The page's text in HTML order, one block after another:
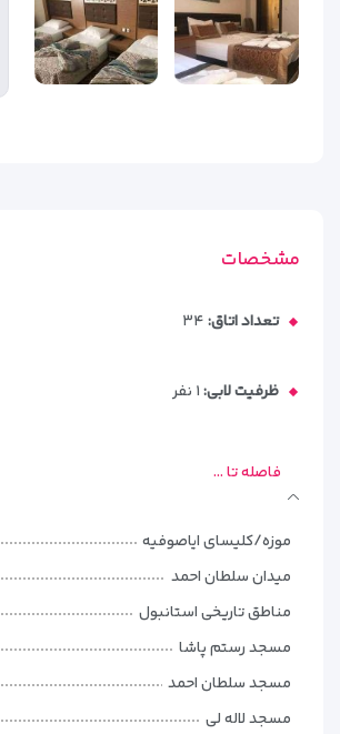
مشخصات
تعداد اتاق:۳۴
ظرفیت لابی:۱ نفر
فاصله تا ...
موزه/کلیسای ایاصوفیه
میدان سلطان احمد
مناطق تاریخی استانبول
مسجد رستم پاشا
مسجد سلطان احمد
مسجد لاله لی